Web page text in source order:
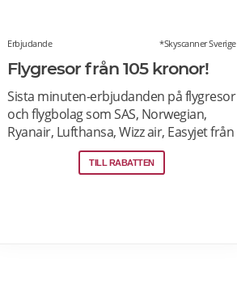
Erbjudande *Skyscanner Sverige
Flygresor från 105 kronor!
Sista minuten-erbjudanden på flygresor
och flygbolag som SAS, Norwegian,
Ryanair, Lufthansa, Wizz air, Easyjet från
Stockholm Arlanda, Bromma och
Skavsta flygplatser, Göteborg
TILL RABATTEN